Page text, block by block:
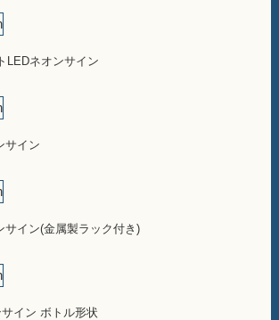
LEDネオンサイン
サイン
サイン(金属製ラック付き)
イン ボトル形状